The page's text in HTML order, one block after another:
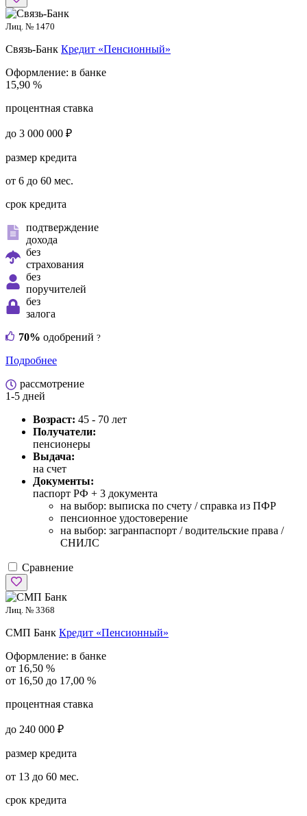
Лиц. № 1470
Связь-Банк Кредит «Пенсионный»
Оформление: в банке
15,90 %
процентная ставка
до 3 000 000 ₽
размер кредита
от 6 до 60 мес.
срок кредита
подтверждение
дохода
без
страхования
без
поручителей
без
залога
70% одобрений ?
Подробнее
рассмотрение
1-5 дней
Возраст: 45 - 70 лет
Получатели:
пенсионеры
Выдача:
на счет
Документы:
паспорт РФ + 3 документа
на выбор: выписка по счету / справка из ПФР
пенсионное удостоверение
на выбор: загранпаспорт / водительские права /
СНИЛС
Сравнение
Лиц. № 3368
СМП Банк Кредит «Пенсионный»
Оформление: в банке
от 16,50 %
от 16,50 до 17,00 %
процентная ставка
до 240 000 ₽
размер кредита
от 13 до 60 мес.
срок кредита